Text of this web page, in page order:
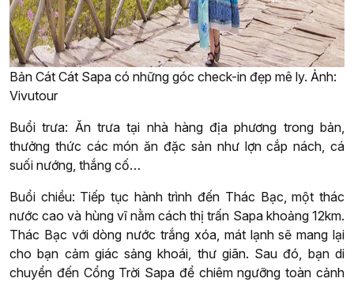
Bản Cát Cát Sapa có những góc check-in đẹp mê ly. Ảnh:
Vivutour
Buổi trưa: Ăn trưa tại nhà hàng địa phương trong bản,
thưởng thức các món ăn đặc sản như lợn cắp nách, cá
suối nướng, thắng cố…
Buổi chiều: Tiếp tục hành trình đến Thác Bạc, một thác
nước cao và hùng vĩ nằm cách thị trấn Sapa khoảng 12km.
Thác Bạc với dòng nước trắng xóa, mát lạnh sẽ mang lại
cho bạn cảm giác sảng khoái, thư giãn. Sau đó, bạn di
chuyển đến Cổng Trời Sapa để chiêm ngưỡng toàn cảnh